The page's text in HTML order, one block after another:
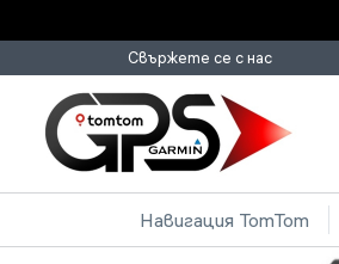
Свържете се с нас
Навигация TomTom